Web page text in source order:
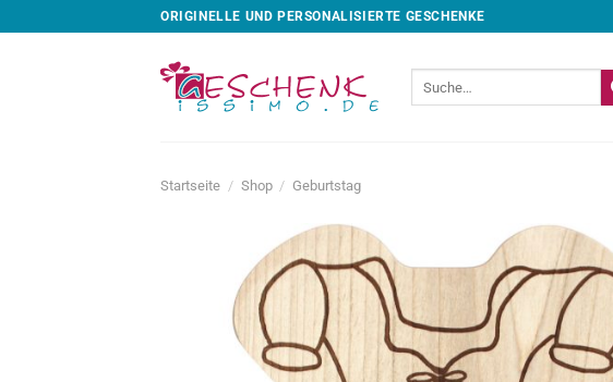
to
ORIGINELLE UND PERSONALISIERTE GESCHENKE
Startseite / Shop / Geburtstag